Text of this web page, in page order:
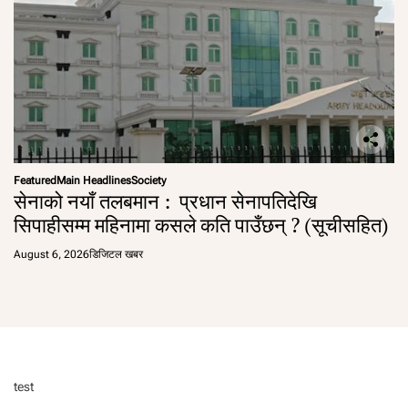
Featured Main HeadlinesSociety
सेनाको नयाँ तलबमान : प्रधान सेनापतिदेखि
सिपाहीसम्म महिनामा कसले कति पाउँछन् ? (सूचीसहित)
August 6, 2026डिजिटल खबर
test